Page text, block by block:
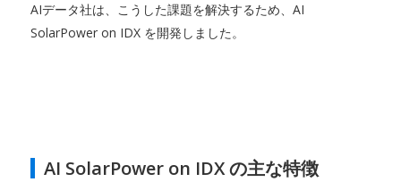
AIデータ社は、こうした課題を解決するため、AI
SolarPower on IDX を開発しました。
AI SolarPower on IDX の主な特徴